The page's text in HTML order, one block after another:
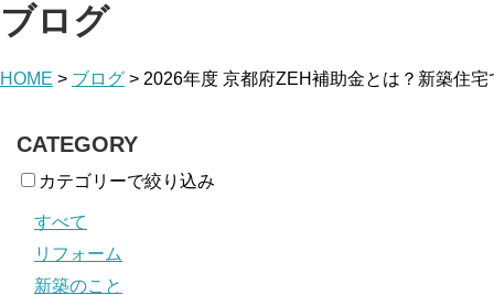
ブログ
HOME > ブログ > 2026年度 京都府ZEH補助金とは？新築住
CATEGORY
カテゴリーで絞り込み
すべて
リフォーム
新築のこと